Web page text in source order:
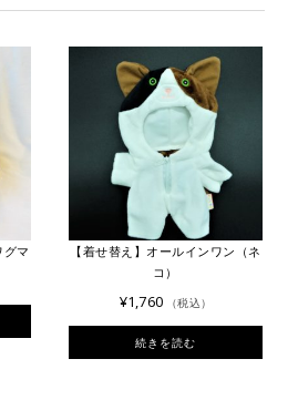
マ
【着せ替え】オールインワン（ネ
コ）
¥1,760 （税込）
続きを読む